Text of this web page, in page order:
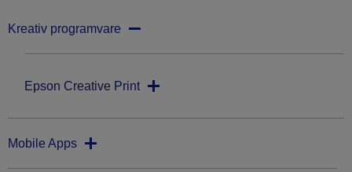
Kreativ programvare
Epson Creative Print
Mobile Apps